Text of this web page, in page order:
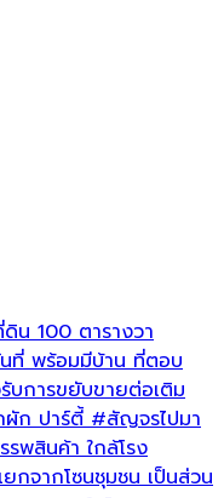
ดิน 100 ตารางวา
ที่ พร้อมมีบ้าน ที่ตอบ
บการขยับขายต่อเติม
ก ปาร์ตี้ #สัญจรไปมา
รพสินค้า ใกล้โรง
ยกจากโซนชุมชน เป็นส่วน